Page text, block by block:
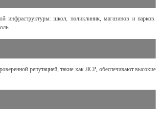
инфраструктуры: школ, поликлиник, магазинов и парков.
репутацией, такие как ЛСР, обеспечивают высокие